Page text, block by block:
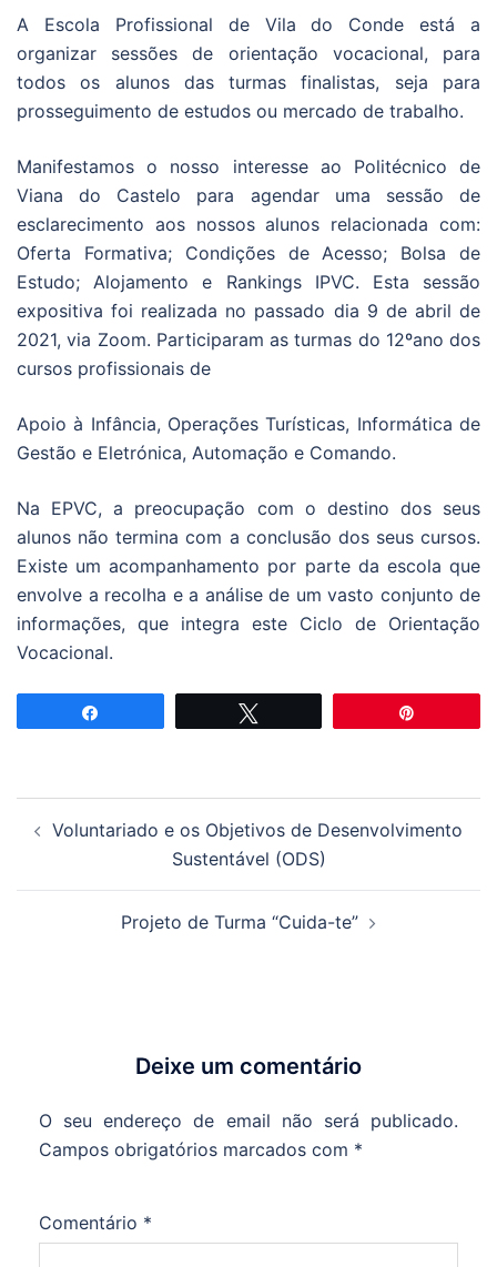
A Escola Profissional de Vila do Conde está a
organizar sessões de orientação vocacional, para
todos os alunos das turmas finalistas, seja para
prosseguimento de estudos ou mercado de trabalho.
Manifestamos o nosso interesse ao Politécnico de
Viana do Castelo para agendar uma sessão de
esclarecimento aos nossos alunos relacionada com:
Oferta Formativa; Condições de Acesso; Bolsa de
Estudo; Alojamento e Rankings IPVC. Esta sessão
expositiva foi realizada no passado dia 9 de abril de
2021, via Zoom. Participaram as turmas do 12ºano dos
cursos profissionais de
Apoio à Infância, Operações Turísticas, Informática de
Gestão e Eletrónica, Automação e Comando.
Na EPVC, a preocupação com o destino dos seus
alunos não termina com a conclusão dos seus cursos.
Existe um acompanhamento por parte da escola que
envolve a recolha e a análise de um vasto conjunto de
informações, que integra este Ciclo de Orientação
Vocacional.
de Voluntariado e os Objetivos de Desenvolvimento
Sustentável (ODS)
Projeto de Turma “Cuida-te”
Deixe um comentário
O seu endereço de email não será publicado.
Campos obrigatórios marcados com *
Comentário *